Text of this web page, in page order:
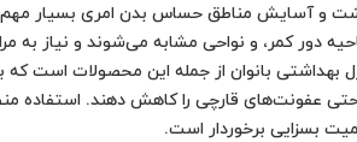
و آسایش مناطق حساس بدن امری بسیار مهم
دور کمر، و نواحی مشابه می‌شوند و نیاز
بهداشتی بانوان از جمله این محصولات است که
عفونت‌های قارچی را کاهش دهند. استفاده
بسزایی برخوردار است.